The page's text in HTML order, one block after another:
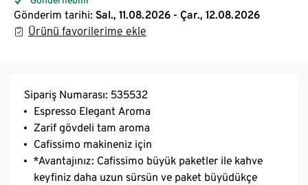
Gönderim tarihi: Sal., 11.08.2026 - Çar., 12.08.2026
Ürünü favorilerime ekle
Sipariş Numarası: 535532
Espresso Elegant Aroma
Zarif gövdeli tam aroma
Cafissimo makineniz için
*Avantajınız: Cafissimo büyük paketler ile kahve
keyfiniz daha uzun sürsün ve paket büyüdükçe